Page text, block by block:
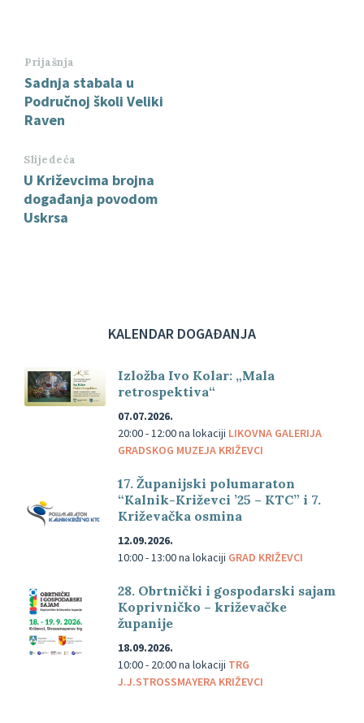
Prijašnja
Sadnja stabala u
Područnoj školi Veliki
Raven
Slijedeća
U Križevcima brojna
događanja povodom
Uskrsa
KALENDAR DOGAĐANJA
Izložba Ivo Kolar: „Mala
retrospektiva“
07.07.2026.
20:00 - 12:00na lokaciji LIKOVNA GALERIJA
GRADSKOG MUZEJA KRIŽEVCI
17. Županijski polumaraton
“Kalnik-Križevci ’25 – KTC” i 7.
Križevačka osmina
12.09.2026.
10:00 - 13:00na lokaciji GRAD KRIŽEVCI
28. Obrtnički i gospodarski sajam
Koprivničko – križevačke
županije
18.09.2026.
10:00 - 20:00na lokaciji TRG
J.J.STROSSMAYERA KRIŽEVCI